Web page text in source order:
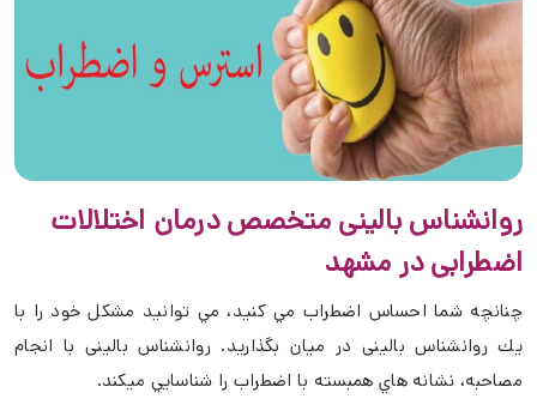
روانشناس بالینی متخصص درمان اختلالات
اضطرابی در مشهد
چنانچه شما احساس اضطراب مي كنيد، مي توانيد مشكل خود را با
يك روانشناس بالینی در ميان بگذاريد. روانشناس بالینی با انجام
مصاحبه، نشانه هاي همبسته با اضطراب را شناسايي ميكند.